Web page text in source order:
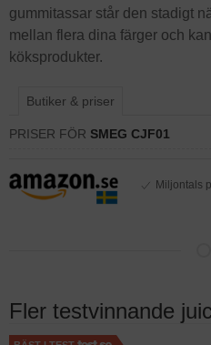
gummitassar står den stadigt
mellan flera dina färger och
köksprodukter.
Butiker & priser
PRISER FÖR SMEG CJF01
Miljontals
Fler testvinnande